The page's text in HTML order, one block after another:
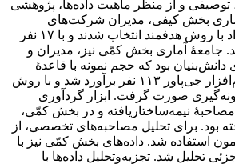
توصیفی و از منظر ماهیت داده‌ها، پژوهشی
بخش کیفی، مدیران شرکت‌های
دانش‌بنیان بود. این افراد با روش هدفمند انتخاب شدند و با ۱۷ نفر
جامعۀ آماری بخش کمّی نیز، مدیران و
بود که حجم نمونه با قاعدۀ
تحلیل توان کوهن و نرم‌افزار جی‌پاور ۱۱۳ نفر برآورد شد و با روش
صورت گرفت. ابزار گردآوری
نیمه‌ساختاریافته و در بخش کمّی،
بود. برای تحلیل مصاحبه‌های تخصصی، از
استفاده شد. داده‌های بخش کمّی نیز با
تحلیل شد. تجزیه‌وتحلیل داده‌ها با